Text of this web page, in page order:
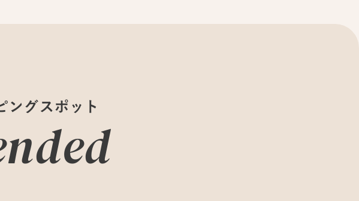
ングスポット